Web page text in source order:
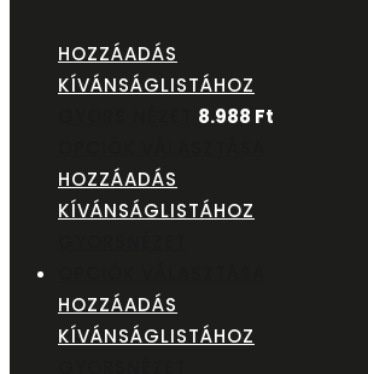
HOZZÁADÁS
KÍVÁNSÁGLISTÁHOZ
8.988 Ft
HOZZÁADÁS
KÍVÁNSÁGLISTÁHOZ
HOZZÁADÁS
KÍVÁNSÁGLISTÁHOZ